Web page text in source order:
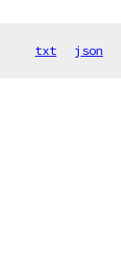
txt json